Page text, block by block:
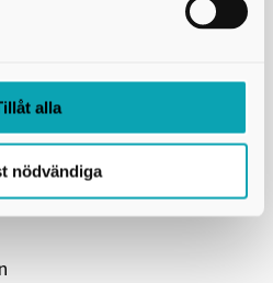
alla
nödvändiga